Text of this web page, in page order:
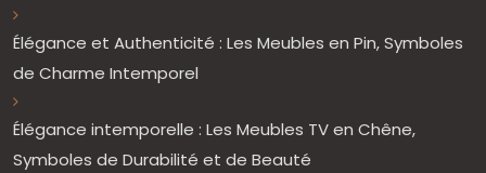
Élégance et Authenticité : Les Meubles en Pin, Symboles
de Charme Intemporel
Élégance intemporelle : Les Meubles TV en Chêne,
Symboles de Durabilité et de Beauté